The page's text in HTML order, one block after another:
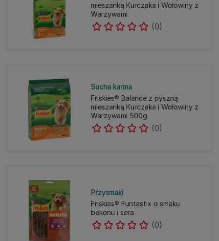
mieszanką Kurczaka i Wołowiny z
Warzywami
(0)
Sucha karma
Friskies® Balance z pyszną
mieszanką Kurczaka i Wołowiny z
Warzywami 500g
(0)
Przysmaki
Friskies® Funtastix o smaku
bekonu i sera
(0)